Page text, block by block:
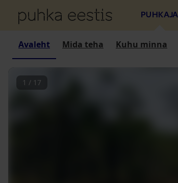
PUHKAJA
Avaleht Mida teha Kuhu minna
1 / 17